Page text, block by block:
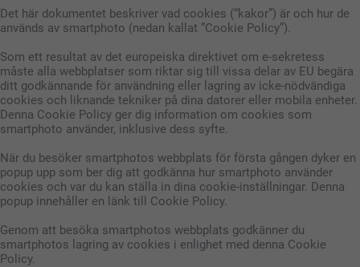
Det här dokumentet beskriver vad cookies (“kakor”) är och hur de
används av smartphoto (nedan kallat ”Cookie Policy”).
Som ett resultat av det europeiska direktivet om e-sekretess
måste alla webbplatser som riktar sig till vissa delar av EU begära
ditt godkännande för användning eller lagring av icke-nödvändiga
cookies och liknande tekniker på dina datorer eller mobila enheter.
Denna Cookie Policy ger dig information om cookies som
smartphoto använder, inklusive dess syfte.
När du besöker smartphotos webbplats för första gången dyker en
popup upp som ber dig att godkänna hur smartphoto använder
cookies och var du kan ställa in dina cookie-inställningar. Denna
popup innehåller en länk till Cookie Policy.
Genom att besöka smartphotos webbplats godkänner du
smartphotos lagring av cookies i enlighet med denna Cookie
Policy.